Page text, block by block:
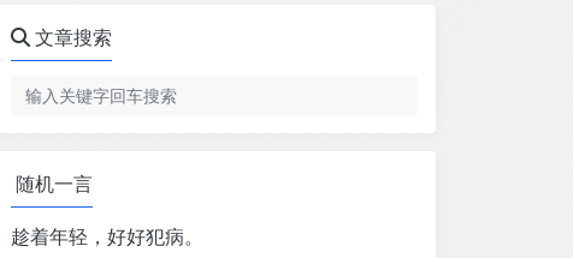
文章搜索
随机一言
趁着年轻，好好犯病。